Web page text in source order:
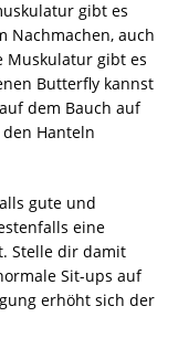
gibt es
Nachmachen, auch
Muskulatur gibt es
Butterfly kannst
dem Bauch auf
Hanteln
gute und
eine
Stelle dir damit
Sit-ups auf
erhöht sich der